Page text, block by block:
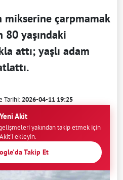
mikserine çarpmamak
80 yaşındaki
attı; yaşlı adam
Tarihi:2026-04-11 19:25
Akit
yakından takip etmek için
ekleyin.
Takip Et